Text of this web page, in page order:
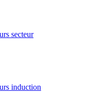
secteur
induction